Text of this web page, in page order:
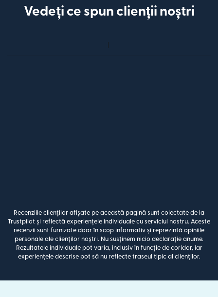
Vedeți ce spun clienții noștri
Recenziile clienților afișate pe această pagină sunt colectate de la
Trustpilot și reflectă experiențele individuale cu serviciul nostru. Aceste
recenzii sunt furnizate doar în scop informativ și reprezintă opiniile
personale ale clienților noștri. Nu susținem nicio declarație anume.
Rezultatele individuale pot varia, inclusiv în funcție de coridor, iar
experiențele descrise pot să nu reflecte traseul tipic al clienților.